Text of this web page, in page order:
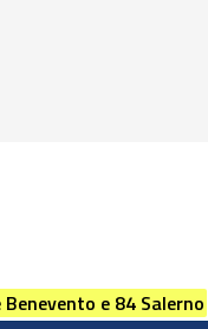
e 84 Salerno